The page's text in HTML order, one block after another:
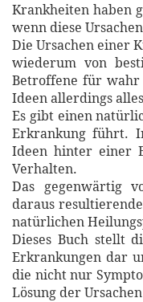
Krankheiten haben
wenn diese
Die Ursachen einer
wiederum von
Betroffene für wahr
Ideen allerdings
Es gibt einen
Erkrankung führt.
Ideen hinter einer
Verhalten.
Das gegenwärtig
daraus
natürlichen
Dieses Buch stellt
Erkrankungen dar
die nicht nur
Lösung der